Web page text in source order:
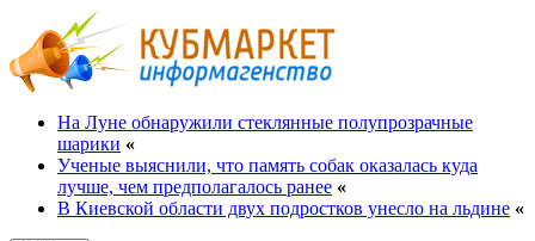
На Луне обнаружили стеклянные полупрозрачные
шарики «
Ученые выяснили, что память собак оказалась куда
лучше, чем предполагалось ранее «
В Киевской области двух подростков унесло на льдине «